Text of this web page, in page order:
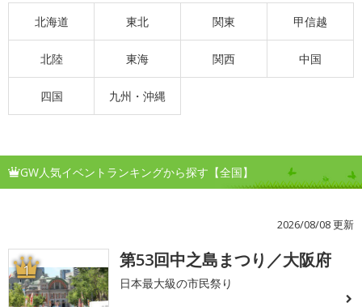
北海道 東北 関東 甲信越
北陸 東海 関西 中国
四国 九州・沖縄
GW人気イベントランキングから探す【全国】
2026/08/08 更新
1 第53回中之島まつり／大阪府
日本最大級の市民祭り